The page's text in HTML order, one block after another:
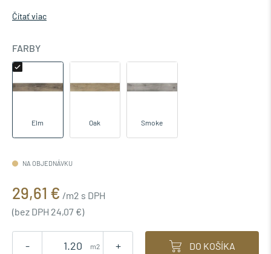
Čítať viac
FARBY
Elm Oak Smoke
NA OBJEDNÁVKU
29,61 € /m2 s DPH
(bez DPH 24,07 €)
- +
m2 DO KOŠÍKA